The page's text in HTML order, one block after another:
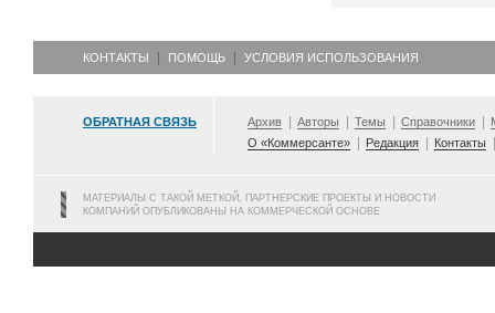
КОНТАКТЫ ПОМОЩЬ УСЛОВИЯ ИСПОЛЬЗОВАНИЯ
ОБРАТНАЯ СВЯЗЬ Архив Авторы Темы Справочники
О «Коммерсанте»
Редакция Контакты
МАТЕРИАЛЫ С ТАКОЙ МЕТКОЙ, ПАРТНЕРСКИЕ ПРОЕКТЫ И НОВОСТИ
КОМПАНИЙ ОПУБЛИКОВАНЫ НА КОММЕРЧЕСКОЙ ОСНОВЕ